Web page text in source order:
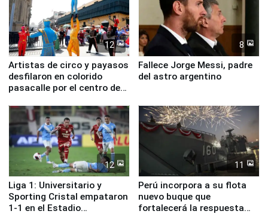
12
Artistas de circo y payasos
desfilaron en colorido
pasacalle por el centro de
8
Fallece Jorge Messi, padre
del astro argentino
12
Liga 1: Universitario y
Sporting Cristal empataron
1-1 en el Estadio
11
Perú incorpora a su flota
nuevo buque que
fortalecerá la respuesta